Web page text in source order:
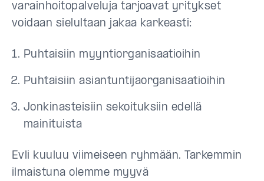
varainhoitopalveluja tarjoavat yritykset
voidaan sielultaan jakaa karkeasti:
Puhtaisiin myyntiorganisaatioihin
Puhtaisiin asiantuntijaorganisaatioihin
Jonkinasteisiin sekoituksiin edellä
mainituista
Evli kuuluu viimeiseen ryhmään. Tarkemmin
ilmaistuna olemme myyvä